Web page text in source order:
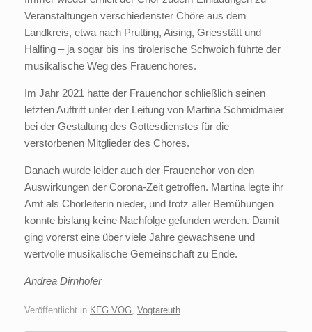
Veranstaltungen verschiedenster Chöre aus dem
Landkreis, etwa nach Prutting, Aising, Griesstätt und
Halfing – ja sogar bis ins tirolerische Schwoich führte der
musikalische Weg des Frauenchores.
Im Jahr 2021 hatte der Frauenchor schließlich seinen
letzten Auftritt unter der Leitung von Martina Schmidmaier
bei der Gestaltung des Gottesdienstes für die
verstorbenen Mitglieder des Chores.
Danach wurde leider auch der Frauenchor von den
Auswirkungen der Corona-Zeit getroffen. Martina legte ihr
Amt als Chorleiterin nieder, und trotz aller Bemühungen
konnte bislang keine Nachfolge gefunden werden. Damit
ging vorerst eine über viele Jahre gewachsene und
wertvolle musikalische Gemeinschaft zu Ende.
Andrea Dirnhofer
Veröffentlicht in KFG VOG Vogtareuth